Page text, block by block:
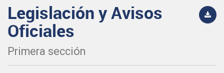
Legislación y Avisos
Oficiales
Primera sección